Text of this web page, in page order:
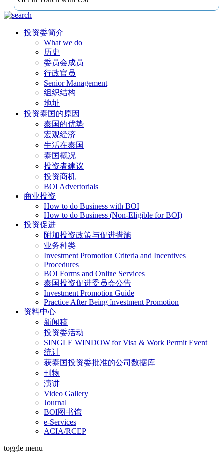
投资委简介
What we do
历史
委员会成员
行政官员
Senior Management
组织结构
地址
投资泰国的原因
泰国的优势
宏观经济
生活在泰国
泰国概况
投资者建议
投资商机
BOI Advertorials
商业投资
How to do Business with BOI
How to do Business (Non-Eligible for BOI)
投资促进
附加投资政策与促进措施
业务种类
Investment Promotion Criteria and Incentives
Procedures
BOI Forms and Online Services
泰国投资促进委员会公告
Investment Promotion Guide
Practice After Being Investment Promotion
资料中心
新闻稿
投资委活动
SINGLE WINDOW for Visa & Work Permit Event
统计
获泰国投资委批准的公司数据库
刊物
演讲
Video Gallery
Journal
BOI图书馆
e-Services
ACIA/RCEP
toggle menu